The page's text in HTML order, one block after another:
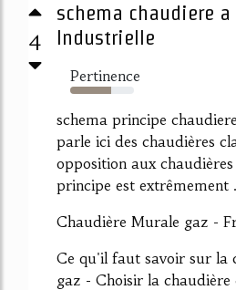
4
schema chaudiere
Industrielle
Pertinence
64%
schema principe
parle ici des chaudières
opposition aux
principe est extrêmement
Chaudière Murale gaz -
Ce qu'il faut savoir sur la
gaz - Choisir la chaudière